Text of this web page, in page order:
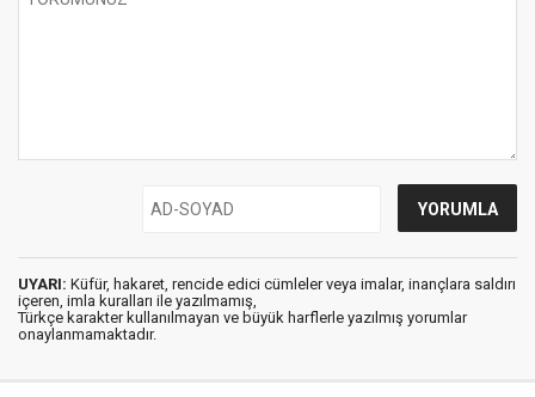
UYARI: Küfür, hakaret, rencide edici cümleler veya imalar, inançlara saldırı
içeren, imla kuralları ile yazılmamış,
Türkçe karakter kullanılmayan ve büyük harflerle yazılmış yorumlar
onaylanmamaktadır.